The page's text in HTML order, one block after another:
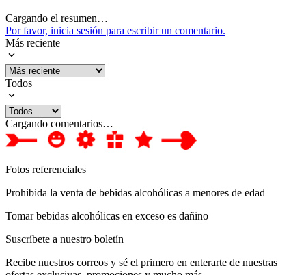
Cargando el resumen…
Por favor, inicia sesión para escribir un comentario.
Más reciente
Todos
Cargando comentarios…
Fotos referenciales
Prohibida la venta de bebidas alcohólicas a menores de edad
Tomar bebidas alcohólicas en exceso es dañino
Suscríbete a nuestro boletín
Recibe nuestros correos y sé el primero en enterarte de nuestras